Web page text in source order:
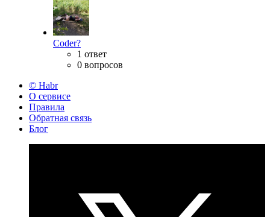
Coder?
1 ответ
0 вопросов
© Habr
О сервисе
Правила
Обратная связь
Блог